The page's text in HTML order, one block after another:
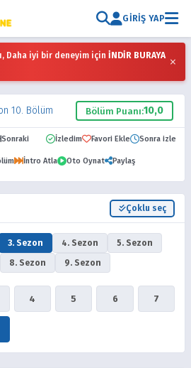
GIRIŞ YAP
Daha iyi bir deneyim için İNDİR BURAYA ×
10. Bölüm Bölüm Puanı:10,0
Sonraki İzledim Favori Ekle Sonra izle
İntro Atla Oto Oynat
Paylaş
Çoklu seç
3. Sezon 4. Sezon
5. Sezon
8. Sezon 9. Sezon
4 5 6 7